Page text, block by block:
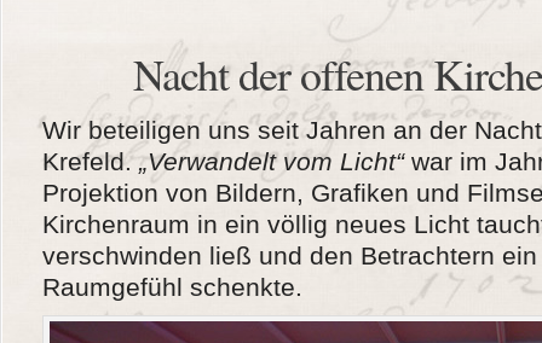
Nacht der offenen
Wir beteiligen uns seit Jahren an der
Krefeld. „Verwandelt vom Licht“war im
Projektion von Bildern, Grafiken und
Kirchenraum in ein völlig neues Licht
verschwinden ließ und den Betrachtern
Raumgefühl schenkte.